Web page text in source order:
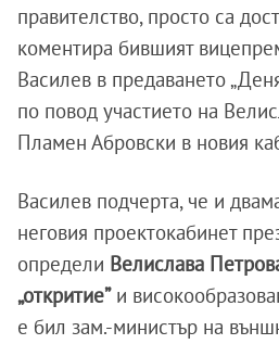
правителство, просто са
коментира бившият
Василев в предаването
по повод участието на
Пламен Абровски в новия
Василев подчерта, че и
неговия проектокабинет
определи Велислава
„откритие”и
е бил зам.-министър на